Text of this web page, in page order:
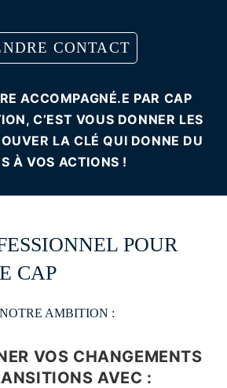
CONTACT
ACCOMPAGNÉ.E PAR CAP
C’EST VOUS DONNER LES
LA CLÉ QUI DONNE DU
À VOS ACTIONS !
POUR
CAP
AMBITION :
VOS CHANGEMENTS
AVEC :